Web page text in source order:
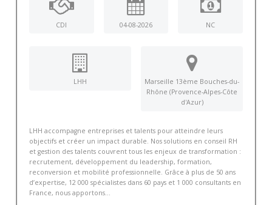
CDI 04-08-2026 NC
LHH
Marseille 13ème Bouches-du-
Rhône (Provence-Alpes-Côte
d'Azur)
LHH accompagne entreprises et talents pour atteindre leurs
objectifs et créer un impact durable. Nos solutions en conseil RH
et gestion des talents couvrent tous les enjeux de transformation :
recrutement, développement du leadership, formation,
reconversion et mobilité professionnelle. Grâce à plus de 50 ans
d’expertise, 12 000 spécialistes dans 60 pays et 1 000 consultants en
France, nous apportons...